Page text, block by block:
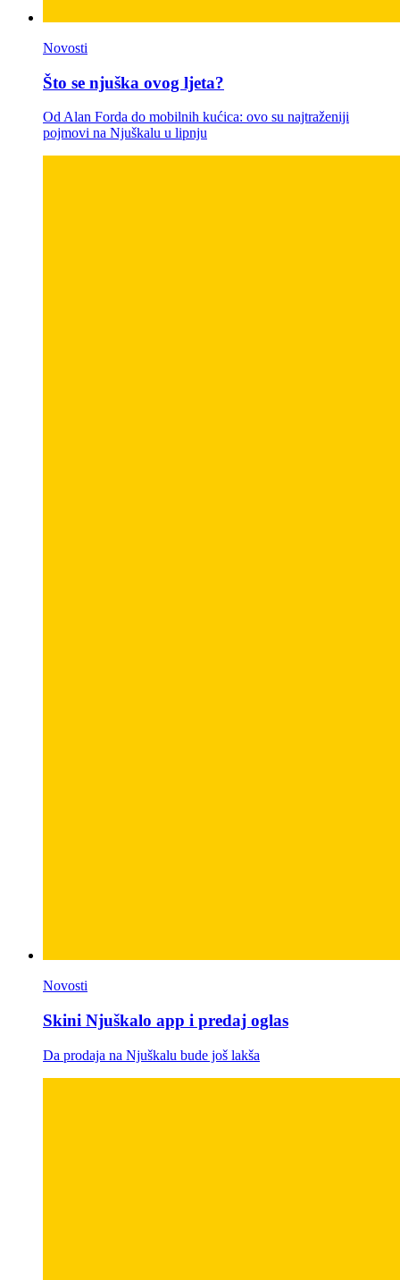
Novosti
Što se njuška ovog ljeta?
Od Alan Forda do mobilnih kućica: ovo su najtraženiji
pojmovi na Njuškalu u lipnju
Novosti
Skini Njuškalo app i predaj oglas
Da prodaja na Njuškalu bude još lakša